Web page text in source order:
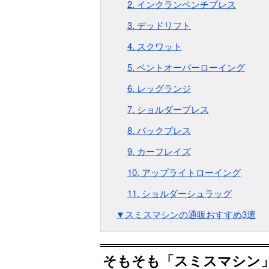
2. インクランベンチプレス
3. デッドリフト
4. スクワット
5. ベントオーバーローイング
6. レッグランジ
7. ショルダープレス
8. バックプレス
9. カーフレイズ
10. アップライトローイング
11. ショルダーシュラッグ
▼スミスマシンの通販おすすめ3選
そもそも「スミスマシン